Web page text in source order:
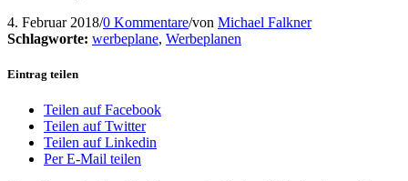
4. Februar 2018/0 Kommentare/von Michael Falkner
Schlagworte: werbeplane, Werbeplanen
Eintrag teilen
Teilen auf Facebook
Teilen auf Twitter
Teilen auf Linkedin
Per E-Mail teilen